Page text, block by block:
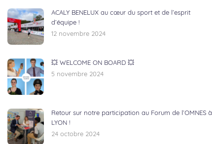
ACALY BENELUX au cœur du sport et de l’esprit
d’équipe !
12 novembre 2024
💥 WELCOME ON BOARD 💥
5 novembre 2024
Retour sur notre participation au Forum de l’OMNES à
LYON !
24 octobre 2024